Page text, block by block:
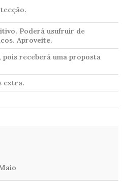
Poderá usufruir de
Aproveite.
pois receberá uma proposta
extra.